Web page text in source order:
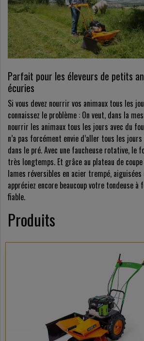
Parfait pour les éleveurs de petits
écuries
Si vous devez nourrir vos animaux tous les
connaissez le problème : On veut, dans la
nourrir les animaux tous les jours avec du
n’a pas forcément envie d’aller tous les
dans le pré. Avec une faucheuse rotative, le
très longtemps. Et grâce au plateau de
lames réversibles en acier trempé, aiguisées
appréciez encore beaucoup votre tondeuse
fiable.
Produits